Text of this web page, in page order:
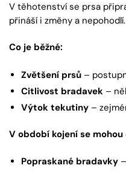
V těhotenství se prsa
přináší i změny a nepohodlí.
Co je běžné:
Zvětšení prsů –
Citlivost bradavek –
Výtok tekutiny –
V období kojení se
Popraskané bradavky